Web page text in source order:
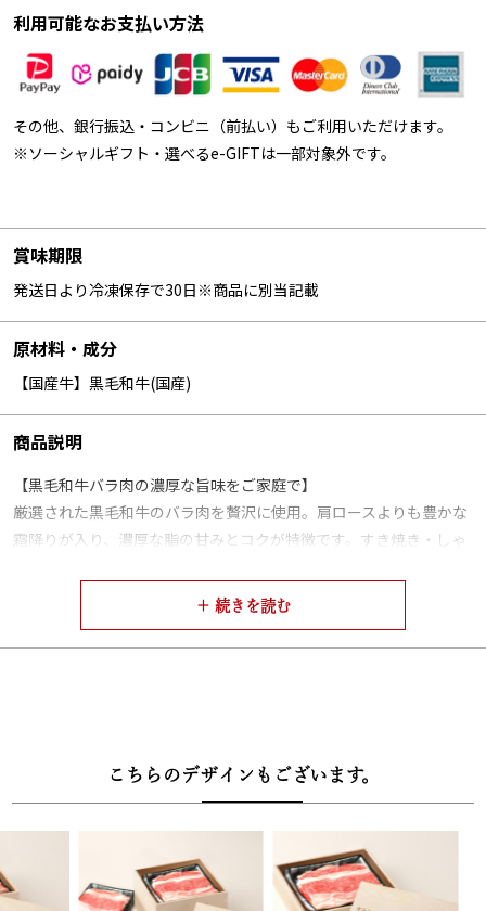
利用可能なお支払い方法
その他、銀行振込・コンビニ（前払い）もご利用いただけます。
※ソーシャルギフト・選べるe-GIFTは一部対象外です。
賞味期限
発送日より冷凍保存で30日※商品に別当記載
原材料・成分
【国産牛】黒毛和牛(国産)
商品説明
【黒毛和牛バラ肉の濃厚な旨味をご家庭で】
厳選された黒毛和牛のバラ肉を贅沢に使用。肩ロースよりも豊かな
霜降りが入り、濃厚な脂の甘みとコクが特徴です。すき焼き・しゃ
火を通すととろけるような食感と、口いっぱいに広がる芳醇な旨味
は、バラ肉ならではの贅沢な美味しさ。牛兵衛店主が長年の経験で
食材を入れるだけ。手間なく本格的なすき焼きをお楽しみいただけ
ます。
【木箱サイズ】幅22.4cm × 奥行22.4cm × 高さ9.4cm
こちらのデザインもございます。